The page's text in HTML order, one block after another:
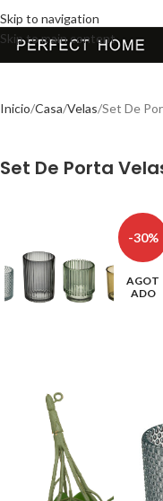
Skip to navigation
Skip to main content
Inicio Casa Velas Set De
Set De Porta
-30%
AGOT
ADO